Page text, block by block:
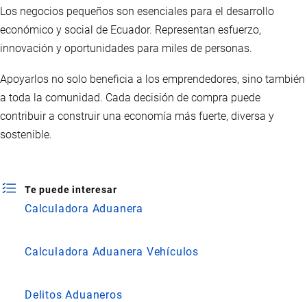
Los negocios pequeños son esenciales para el desarrollo
económico y social de Ecuador. Representan esfuerzo,
innovación y oportunidades para miles de personas.
Apoyarlos no solo beneficia a los emprendedores, sino también
a toda la comunidad. Cada decisión de compra puede
contribuir a construir una economía más fuerte, diversa y
sostenible.
Te puede interesar
Calculadora Aduanera
Calculadora Aduanera Vehículos
Delitos Aduaneros